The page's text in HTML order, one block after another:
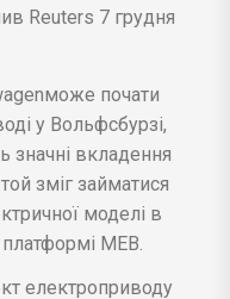
Reuters 7 грудня
почати
у Вольфсбурзі,
значні вкладення
зміг займатися
моделі в
MEB.
електроприводу